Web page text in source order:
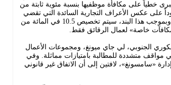
خطياً على مكافأة موظفيها بنسبة مئوية ثابتة من
على عكس الأعراف التجارية السائدة التي تقضي
باحتساب المكافآت من صافي الأرباح بعد الضريبة. وبموجب هذا البند، سيتم تخصيص 10.5 في المائة من
خاصة» لعمال الرقائق فقط.
الجنوبي، لي جاي ميونغ، ومجموعات الأعمال
مواقف متشددة للمطالبة بامتيازات مماثلة. وفي
«سامسونغ»، لافتين إلى أن الاتفاق غير قانوني